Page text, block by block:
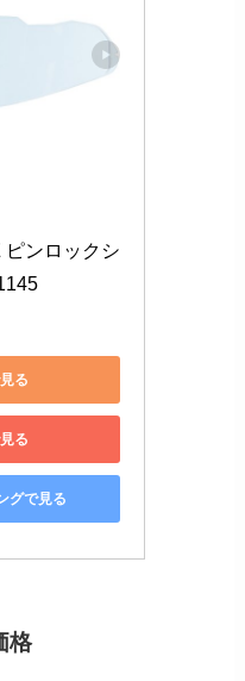
ピンロックシ
る
る
グで見る
格